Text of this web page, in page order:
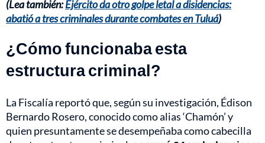
(Lea también:Ejército da otro golpe letal a disidencias:
abatió a tres criminales durante combates en Tuluá)
¿Cómo funcionaba esta
estructura criminal?
La Fiscalía reportó que, según su investigación, Édison
Bernardo Rosero, conocido como alias ‘Chamón’ y
quien presuntamente se desempeñaba como cabecilla